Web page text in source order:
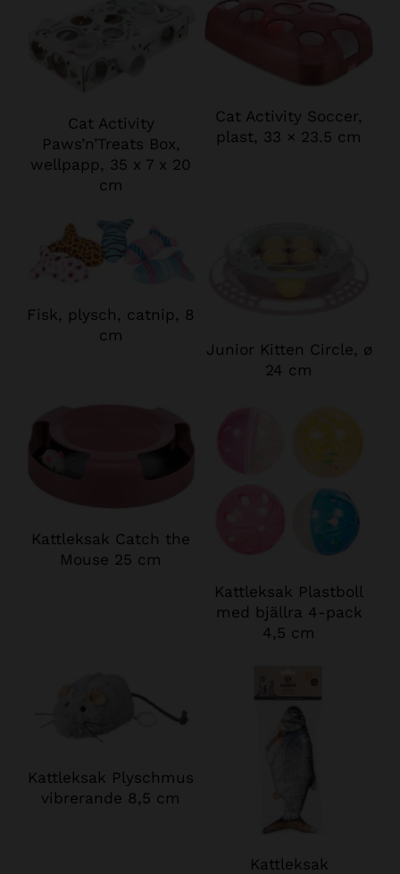
Cat Activity
Paws’n’Treats Box,
wellpapp, 35 x 7 x 20
cm
Cat Activity Soccer,
plast, 33 × 23.5 cm
Fisk, plysch, catnip, 8
cm
Junior Kitten Circle, ø
24 cm
Kattleksak Catch the
Mouse 25 cm
Kattleksak Plastboll
med bjällra 4-pack
4,5 cm
Kattleksak Plyschmus
vibrerande 8,5 cm
Kattleksak